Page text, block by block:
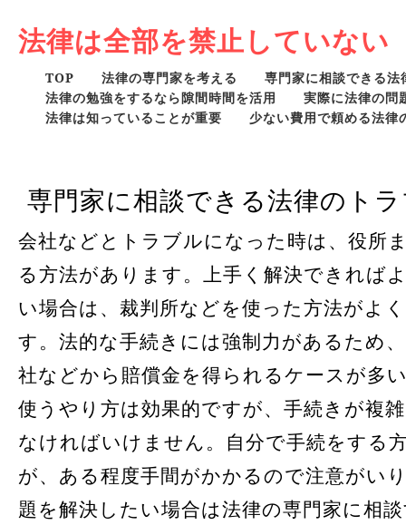
法律は全部を禁止していない
TOP 法律の専門家を考える
専門家に相談できる法
法律の勉強をするなら隙間時間を活用
実際に法律の問
法律は知っていることが重要
少ない費用で頼める法律
専門家に相談できる法律のト
会社などとトラブルになった時は、役所
る方法があります。上手く解決できれば
い場合は、裁判所などを使った方法がよ
す。法的な手続きには強制力があるため
社などから賠償金を得られるケースが多
使うやり方は効果的ですが、手続きが複
なければいけません。自分で手続をする
が、ある程度手間がかかるので注意がい
題を解決したい場合は法律の専門家に相